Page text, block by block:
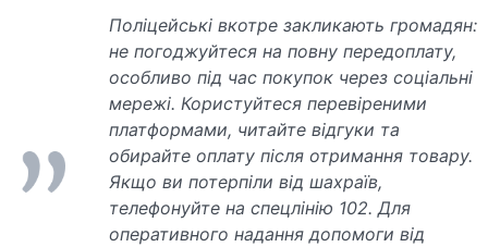
Поліцейські вкотре закликають громадян:
не погоджуйтеся на повну передоплату,
особливо під час покупок через соціальні
мережі. Користуйтеся перевіреними
платформами, читайте відгуки та
обирайте оплату після отримання товару.
Якщо ви потерпіли від шахраїв,
телефонуйте на спецлінію 102. Для
оперативного надання допомоги від